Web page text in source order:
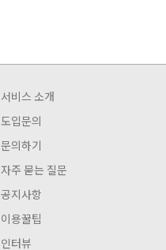
서비스 소개
도입문의
문의하기
자주 묻는 질문
공지사항
이용꿀팁
인터뷰